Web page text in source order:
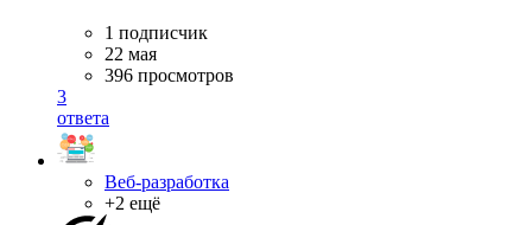
1 подписчик
22 мая
396 просмотров
3
ответа
Веб-разработка
+2 ещё